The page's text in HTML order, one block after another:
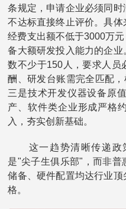
条规定，申请企业必须同
不达标直接终止评价。具
经费支出额不低于3000万
备大额研发投入能力的企
数不少于150人，要求人员
酬、研发台账需完全匹配
三是技术开发仪器设备原
产、软件类企业形成严格
入，夯实创新基础。
这一趋势清晰传递政
是"尖子生俱乐部"，而非普
储备、硬件配置均达行业
格。